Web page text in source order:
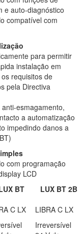
e auto-diagnóstico
compatível com
para permitir
instalação em
requisitos de
pela Directiva
esmagamento,
a automatização
impedindo danos a
com programação
LCD
BT
LUX BT 2B
C LX
LIBRA C LX
Irreversível